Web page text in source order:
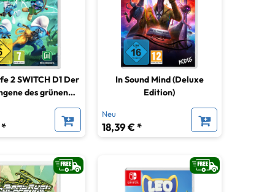
2 SWITCH D1 Der
des grünen
*
In Sound Mind (Deluxe
Edition)
Neu
18,39 € *